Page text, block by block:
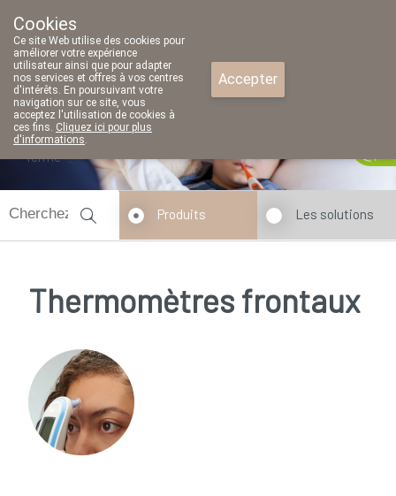
fermé
Produits Les solutions
Thermomètres frontaux
Cookies
Ce site Web utilise des cookies pour
améliorer votre expérience
utilisateur ainsi que pour adapter
nos services et offres à vos centres
d'intérêts. En poursuivant votre
navigation sur ce site, vous
acceptez l'utilisation de cookies à
ces fins. Cliquez ici pour plus
d'informations.
Accepter